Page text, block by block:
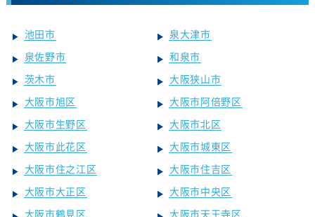
池田市
泉大津市
泉佐野市
和泉市
茨木市
大阪狭山市
大阪市旭区
大阪市阿倍野区
大阪市生野区
大阪市北区
大阪市此花区
大阪市城東区
大阪市住之江区
大阪市住吉区
大阪市大正区
大阪市中央区
大阪市鶴見区
大阪市天王寺区